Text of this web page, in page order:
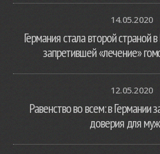
14.05.2020
Германия стала второй страной
запретившей «лечение»
12.05.2020
Равенство во всем: в Германии
доверия для